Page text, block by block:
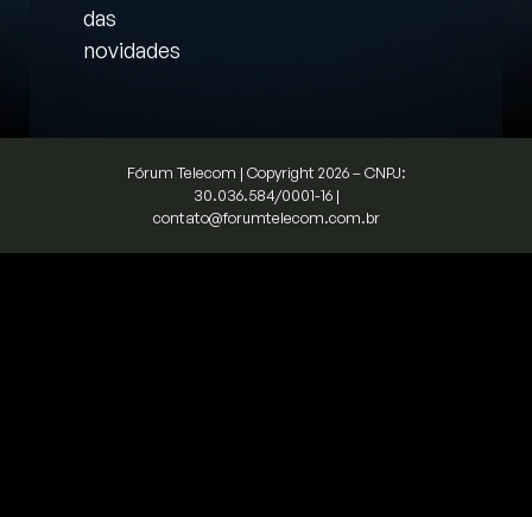
das
novidades
Fórum Telecom | Copyright 2026 – CNPJ:
30.036.584/0001-16 |
contato@forumtelecom.com.br